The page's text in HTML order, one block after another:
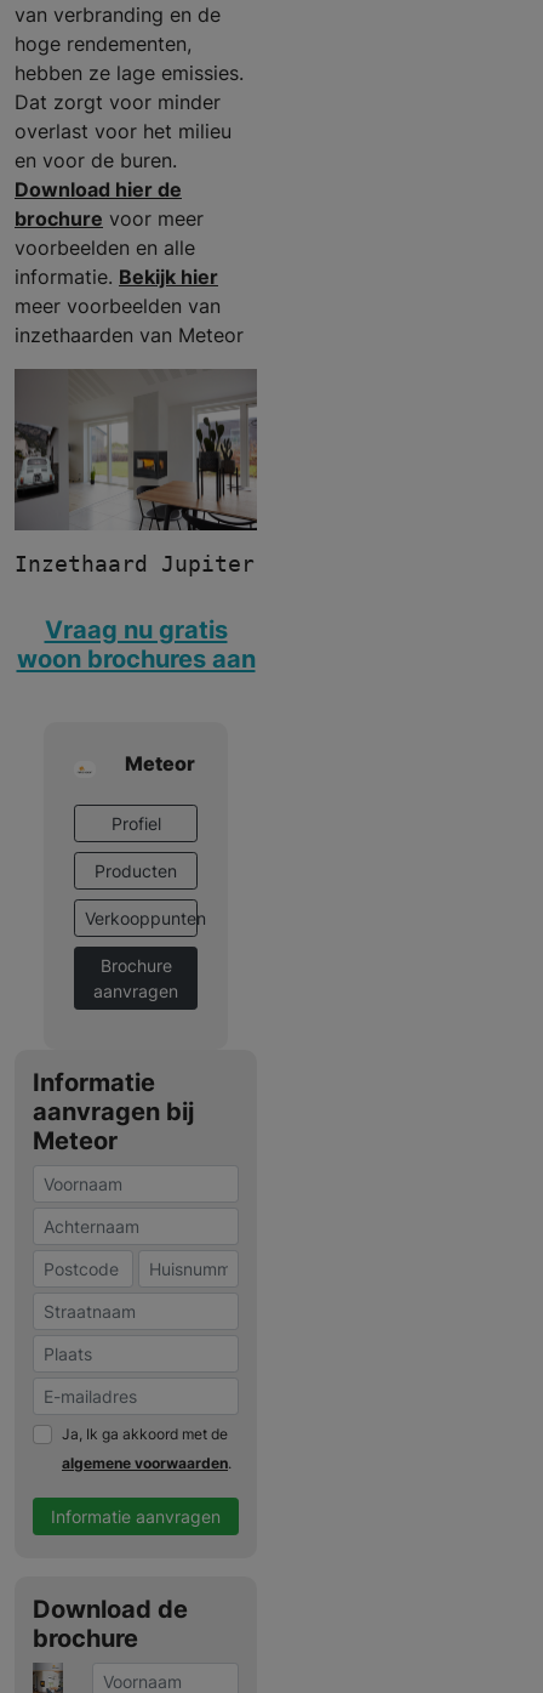
van verbranding en de
hoge rendementen,
hebben ze lage emissies.
Dat zorgt voor minder
overlast voor het milieu
en voor de buren.
Download hier de
brochure voor meer
voorbeelden en alle
informatie. Bekijk hier
meer voorbeelden van
inzethaarden van Meteor
Inzethaard Jupiter 470-600 met twee
Vraag nu gratis
woon brochures aan
Meteor
Profiel
Producten
Verkooppunten
Brochure
aanvragen
Informatie
aanvragen bij
Meteor
Ja, Ik ga akkoord met de
algemene voorwaarden.
Informatie aanvragen
Download de
brochure